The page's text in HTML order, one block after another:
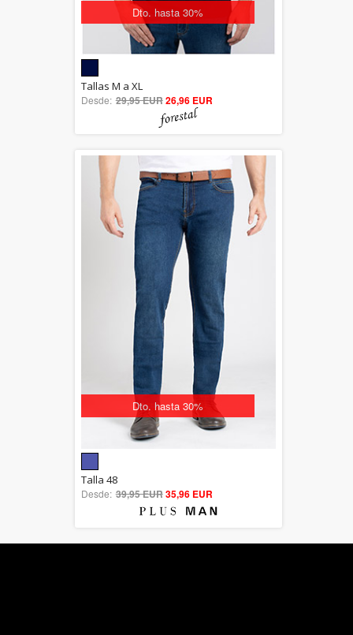
Dto. hasta 30%
out of 5
Tallas M a XL
Desde: 29,95 EUR26,96 EUR
Dto. hasta 30%
out of 5
Talla 48
Desde: 39,95 EUR35,96 EUR